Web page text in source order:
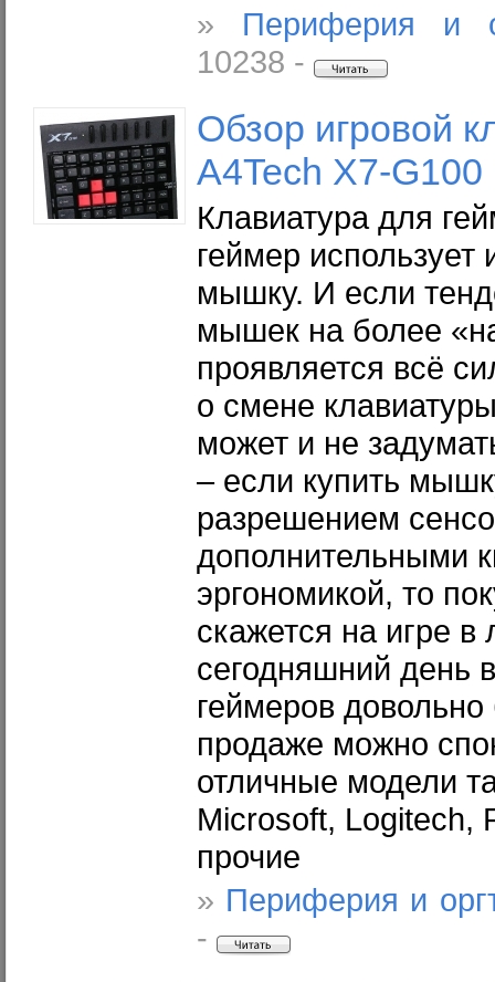
» Периферия и
10238 -
Обзор игровой
A4Tech X7-G100
Клавиатура для
геймер использует
мышку. И если
мышек на более
проявляется всё
о смене
может и не
– если купить
разрешением
дополнительными
эргономикой, то
скажется на игре
сегодняшний
геймеров
продаже можно
отличные модели
Microsoft, Logitech,
прочие
» Периферия и
-